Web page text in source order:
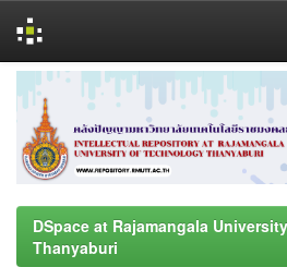
navigation
DSpace at Rajamangala
Thanyaburi